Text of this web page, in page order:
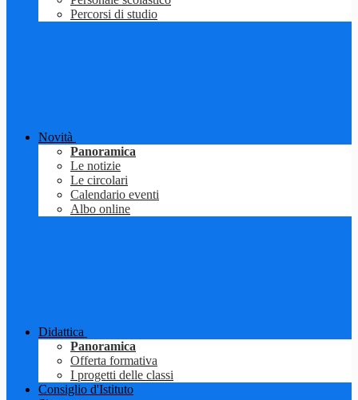
Percorsi di studio
Novità
Panoramica
Le notizie
Le circolari
Calendario eventi
Albo online
Didattica
Panoramica
Offerta formativa
I progetti delle classi
Consiglio d'Istituto